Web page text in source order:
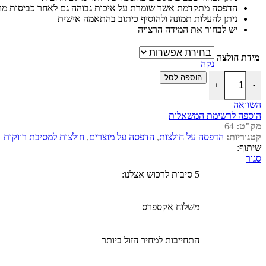
הדפסה מתקדמת אשר שומרת על איכות גבוהה גם לאחר כביסות
ניתן להעלות תמונה ולהוסיף כיתוב בהתאמה אישית
יש לבחור את המידה הרצויה
מידת חולצה
נקה
-
+
הוספה לסל
השוואה
הוספה לרשימת המשאלות
מק"ט: 64
קטגוריות: הדפסה על חולצות, הדפסה על מוצרים, חולצות למסיבת רווקות
שיתוף:
סגור
5 סיבות לרכוש אצלנו:
משלוח אקספרס
התחייבות למחיר הזול ביותר